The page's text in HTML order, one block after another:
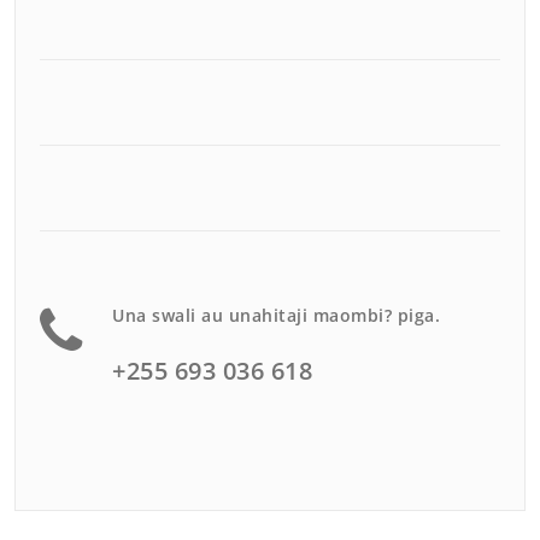
Una swali au unahitaji maombi? piga.
+255 693 036 618